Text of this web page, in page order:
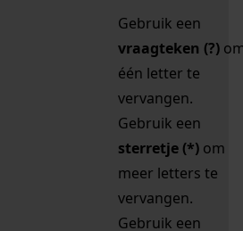
Gebruik een
vraagteken (?)
één letter te
vervangen.
Gebruik een
sterretje (*) om
meer letters te
vervangen.
Gebruik een